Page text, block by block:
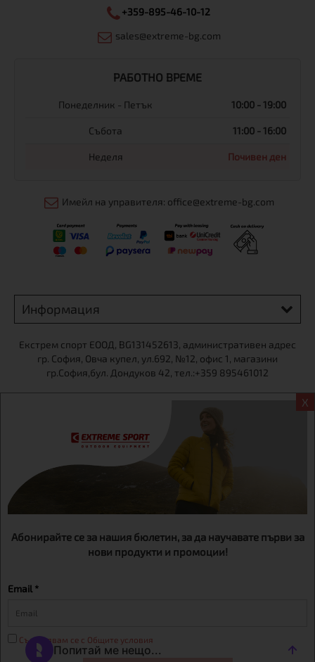
X
Абонирайте се за нашия бюлетин, за да научавате първи за
нови продукти и промоции!
Email *
Съгласявам се с Общите условия
+359-895-46-10-12
sales@extreme-bg.com
РАБОТНО ВРЕМЕ
Понеделник - Петък 10:00 - 19:00
Събота 11:00 - 16:00
Неделя Почивен ден
Имейл на управителя: office@extreme-bg.com
Информация
Екстрем спорт ЕООД, BG131452613, административен адрес
гр. София, Овча купел, ул.692, №12, офис 1, магазини
гр.София,бул. Дондуков 42, тел.:+359 895461012